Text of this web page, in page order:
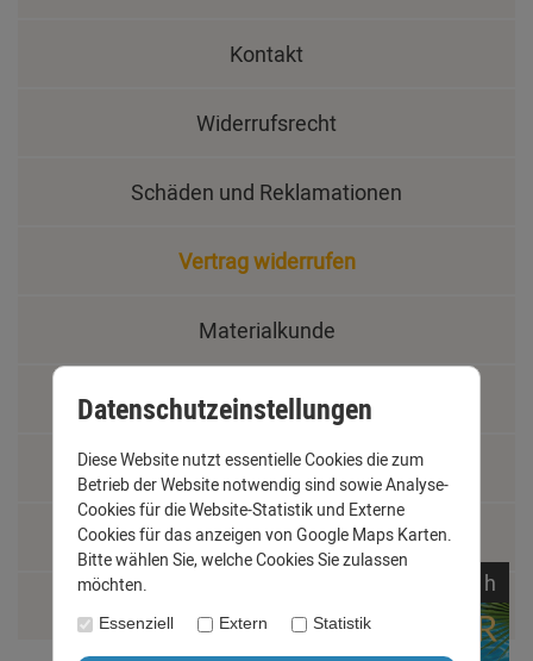
Kontakt
Widerrufsrecht
Schäden und Reklamationen
Vertrag widerrufen
Materialkunde
Fachbegriffe
Jobs
Montage und Installationshilfen
h
Datenschutzeinstellungen
Diese Website nutzt essentielle Cookies die zum
Betrieb der Website notwendig sind sowie Analyse-
Cookies für die Website-Statistik und Externe
Cookies für das anzeigen von Google Maps Karten.
Bitte wählen Sie, welche Cookies Sie zulassen
möchten.
Essenziell Extern Statistik